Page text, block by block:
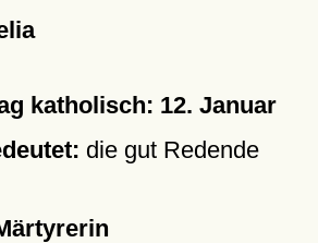
katholisch: 12. Januar
die gut Redende